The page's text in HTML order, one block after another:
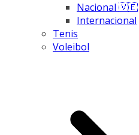
Nacional 🇻🇪
Internacional
Tenis
Voleibol